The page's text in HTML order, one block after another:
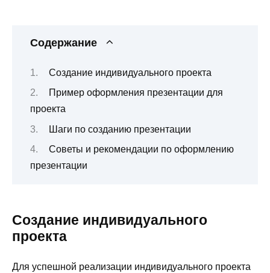
Содержание
Создание индивидуального проекта
Пример оформления презентации для
проекта
Шаги по созданию презентации
Советы и рекомендации по оформлению
презентации
Создание индивидуального
проекта
Для успешной реализации индивидуального проекта